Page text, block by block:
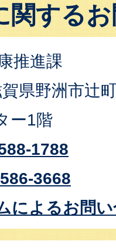
関する
推進課
県野洲市辻
ー1階
1788
3668
によるお問